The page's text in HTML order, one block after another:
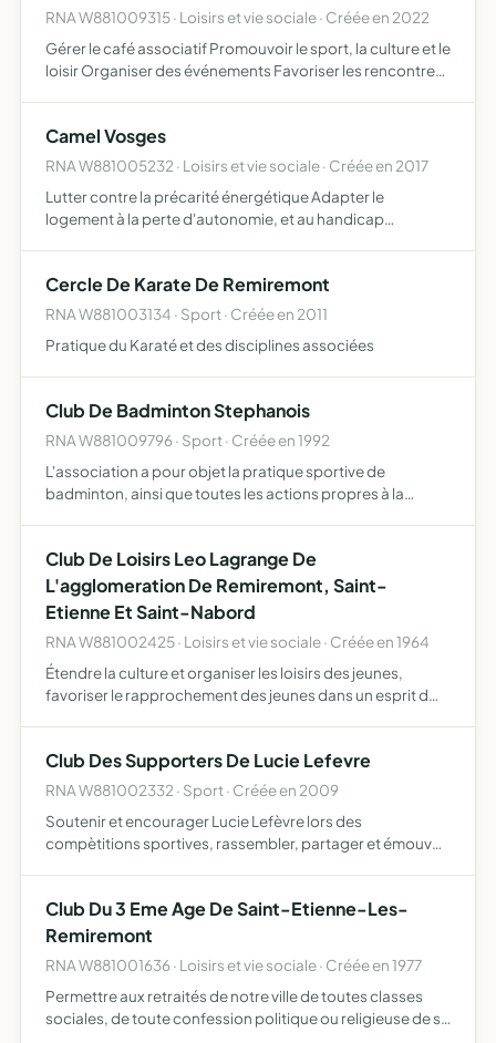
RNA W881009315 · Loisirs et vie sociale · Créée en 2022
Gérer le café associatif Promouvoir le sport, la culture et le
loisir Organiser des événements Favoriser les rencontres,
Camel Vosges
RNA W881005232 · Loisirs et vie sociale · Créée en 2017
Lutter contre la précarité énergétique Adapter le
logement à la perte d'autonomie, et au handicap
Cercle De Karate De Remiremont
RNA W881003134 · Sport · Créée en 2011
Pratique du Karaté et des disciplines associées
Club De Badminton Stephanois
RNA W881009796 · Sport · Créée en 1992
L'association a pour objet la pratique sportive de
badminton, ainsi que toutes les actions propres à la
Club De Loisirs Leo Lagrange De
L'agglomeration De Remiremont, Saint-
Etienne Et Saint-Nabord
RNA W881002425 · Loisirs et vie sociale · Créée en 1964
Étendre la culture et organiser les loisirs des jeunes,
favoriser le rapprochement des jeunes dans un esprit d
Club Des Supporters De Lucie Lefevre
RNA W881002332 · Sport · Créée en 2009
Soutenir et encourager Lucie Lefèvre lors des
compètitions sportives, rassembler, partager et émouvoir
Club Du 3 Eme Age De Saint-Etienne-Les-
Remiremont
RNA W881001636 · Loisirs et vie sociale · Créée en 1977
Permettre aux retraités de notre ville de toutes classes
sociales, de toute confession politique ou religieuse de se